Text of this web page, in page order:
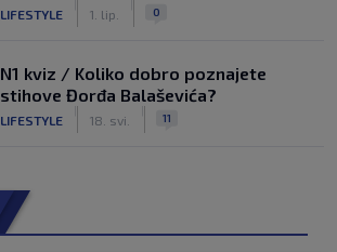
LIFESTYLE 1. lip. 0
N1 kviz / Koliko dobro poznajete
stihove Đorđa Balaševića?
LIFESTYLE 18. svi. 11